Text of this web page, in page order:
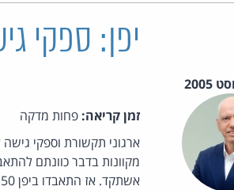
יפן: ספקי
זמן קריאה: פחות מדקה
ארגוני תקשורת וספקי
מקוונות בדבר כוונתם